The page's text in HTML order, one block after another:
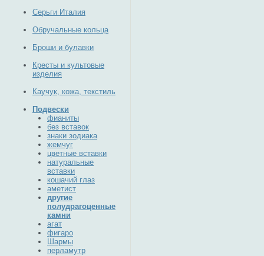
Серьги Италия
Обручальные кольца
Броши и булавки
Кресты и культовые
изделия
Каучук, кожа, текстиль
Подвески
фианиты
без вставок
знаки зодиака
жемчуг
цветные вставки
натуральные
вставки
кошачий глаз
аметист
другие
полудрагоценные
камни
агат
фигаро
Шармы
перламутр